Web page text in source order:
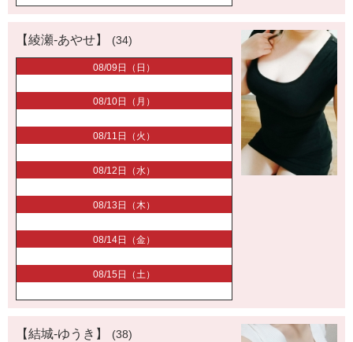
【綾瀬-あやせ】 (34)
08/09日（日）
08/10日（月）
08/11日（火）
08/12日（水）
08/13日（木）
08/14日（金）
08/15日（土）
【結城-ゆうき】 (38)